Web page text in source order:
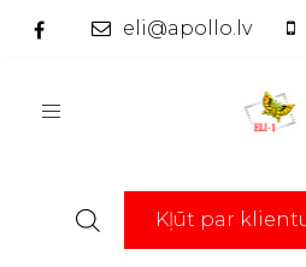
eli@apollo.lv
Toggle
Kļūt par